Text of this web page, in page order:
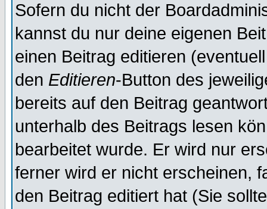
Sofern du nicht der
kannst du nur deine eigenen
einen Beitrag editieren
den Editieren-Button des
bereits auf den Beitrag
unterhalb des Beitrags lesen
bearbeitet wurde. Er wird nur
ferner wird er nicht erscheinen,
den Beitrag editiert hat (Sie